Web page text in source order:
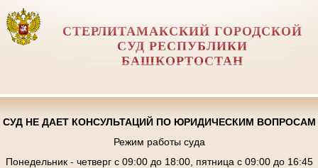
СТЕРЛИТАМАКСКИЙ ГОРОДСКОЙ
СУД РЕСПУБЛИКИ
БАШКОРТОСТАН
СУД НЕ ДАЕТ КОНСУЛЬТАЦИЙ ПО ЮРИДИЧЕСКИМ ВОПРОСАМ
Режим работы суда
Понедельник - четверг с 09:00 до 18:00, пятница с 09:00 до 16:45